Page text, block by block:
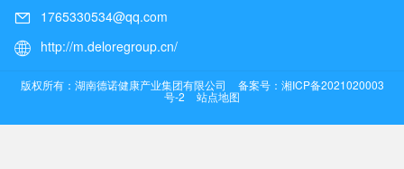
1765330534@qq.com
http://m.deloregroup.cn/
版权所有：湖南德诺健康产业集团有限公司 备案号：湘ICP备2021020003
号-2 站点地图